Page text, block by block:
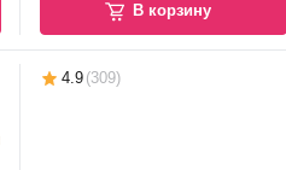
В корзину
4.9 (309)